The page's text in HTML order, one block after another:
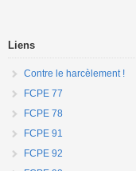
Liens
Contre le harcèlement !
FCPE 77
FCPE 78
FCPE 91
FCPE 92